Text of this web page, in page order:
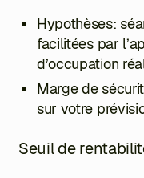
Hypothèses:
facilitées par
d’occupation
Marge de
sur votre
Seuil de